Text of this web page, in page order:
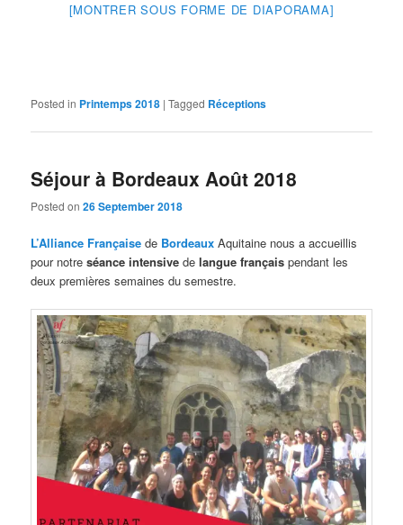
[MONTRER SOUS FORME DE DIAPORAMA]
Posted in Printemps 2018 |Tagged Réceptions
Séjour à Bordeaux Août 2018
Posted on26 September 2018
L’Alliance Française de Bordeaux Aquitaine nous a accueillis
pour notreséance intensive delangue français pendant les
deux premières semaines du semestre.